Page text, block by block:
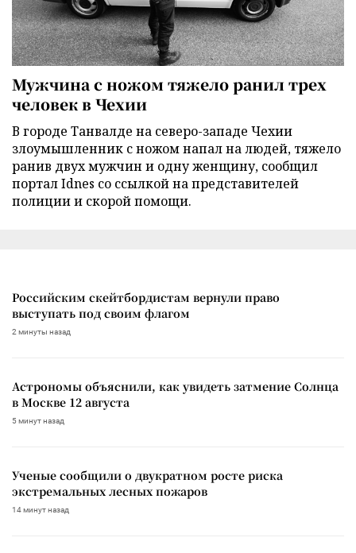
Мужчина с ножом тяжело ранил трех
человек в Чехии
В городе Танвалде на северо-западе Чехии
злоумышленник с ножом напал на людей, тяжело
ранив двух мужчин и одну женщину, сообщил
портал Idnes со ссылкой на представителей
полиции и скорой помощи.
Российским скейтбордистам вернули право
выступать под своим флагом
2 минуты назад
Астрономы объяснили, как увидеть затмение Солнца
в Москве 12 августа
5 минут назад
Ученые сообщили о двукратном росте риска
экстремальных лесных пожаров
14 минут назад